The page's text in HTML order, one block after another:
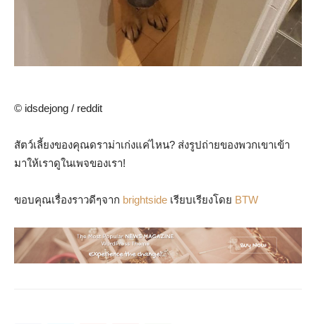
© idsdejong / reddit
สัตว์เลี้ยงของคุณดราม่าเก่งแค่ไหน? ส่งรูปถ่ายของพวกเขาเข้า
มาให้เราดูในเพจของเรา!
ขอบคุณเรื่องราวดีๆจาก brightside เรียบเรียงโดย BTW